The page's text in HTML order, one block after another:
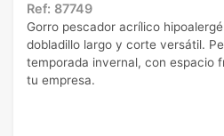
Ref: 87749
Gorro pescador acrílico
dobladillo largo y corte versátil.
temporada invernal, con espacio
tu empresa.